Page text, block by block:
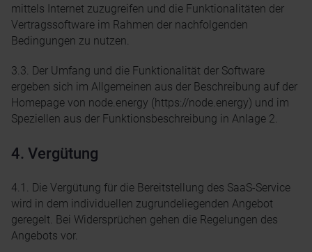
mittels Internet zuzugreifen und die Funktionalitäten der
Vertragssoftware im Rahmen der nachfolgenden
Bedingungen zu nutzen.
3.3. Der Umfang und die Funktionalität der Software
ergeben sich im Allgemeinen aus der Beschreibung auf der
Homepage von node.energy (https://node.energy) und im
Speziellen aus der Funktionsbeschreibung in Anlage 2.
4. Vergütung
4.1. Die Vergütung für die Bereitstellung des SaaS-Service
wird in dem individuellen zugrundeliegenden Angebot
geregelt. Bei Widersprüchen gehen die Regelungen des
Angebots vor.